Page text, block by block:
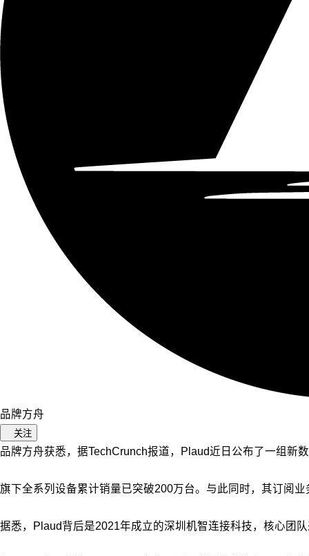
品牌方舟
关注
品牌方舟获悉，据TechCrunch报道，Plaud近日公布了一组新
旗下全系列设备累计销量已突破200万台。与此同时，其订阅
据悉，Plaud背后是2021年成立的深圳机智连接科技，核心团